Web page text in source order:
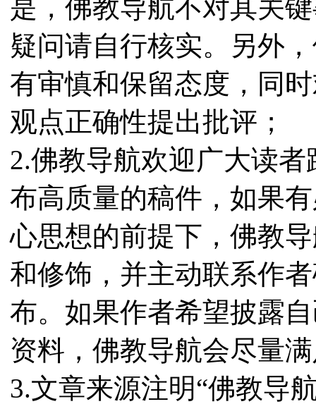
是，佛教导航不对其关
疑问请自行核实。另外
有审慎和保留态度，同
观点正确性提出批评；
2.佛教导航欢迎广大读
布高质量的稿件，如果
心思想的前提下，佛教
和修饰，并主动联系作
布。如果作者希望披露
资料，佛教导航会尽量
3.文章来源注明“佛教导